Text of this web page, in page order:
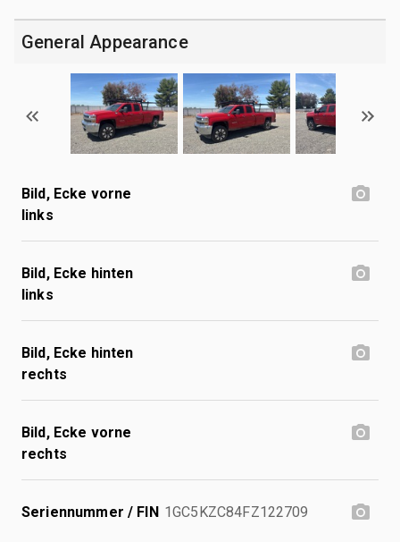
General Appearance
Bild, Ecke vorne
links
Bild, Ecke hinten
links
Bild, Ecke hinten
rechts
Bild, Ecke vorne
rechts
Seriennummer / FIN 1GC5KZC84FZ122709